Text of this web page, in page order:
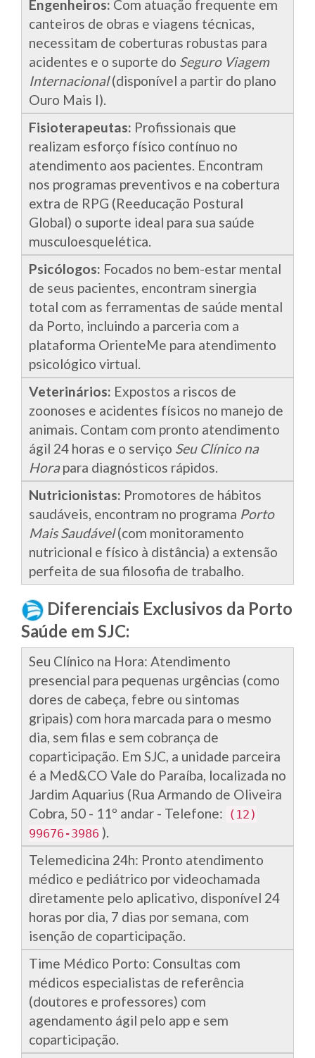
Engenheiros: Com atuação frequente em
canteiros de obras e viagens técnicas,
necessitam de coberturas robustas para
acidentes e o suporte do Seguro Viagem
Internacional(disponível a partir do plano
Ouro Mais I).
Fisioterapeutas: Profissionais que
realizam esforço físico contínuo no
atendimento aos pacientes. Encontram
nos programas preventivos e na cobertura
extra de RPG (Reeducação Postural
Global) o suporte ideal para sua saúde
musculoesquelética.
Psicólogos: Focados no bem-estar mental
de seus pacientes, encontram sinergia
total com as ferramentas de saúde mental
da Porto, incluindo a parceria com a
plataforma OrienteMe para atendimento
psicológico virtual.
Veterinários: Expostos a riscos de
zoonoses e acidentes físicos no manejo de
animais. Contam com pronto atendimento
ágil 24 horas e o serviço Seu Clínico na
Horapara diagnósticos rápidos.
Nutricionistas: Promotores de hábitos
saudáveis, encontram no programa Porto
Mais Saudável(com monitoramento
nutricional e físico à distância) a extensão
perfeita de sua filosofia de trabalho.
Diferenciais Exclusivos da Porto
Saúde em SJC:
Seu Clínico na Hora: Atendimento
presencial para pequenas urgências (como
dores de cabeça, febre ou sintomas
gripais) com hora marcada para o mesmo
dia, sem filas e sem cobrança de
coparticipação. Em SJC, a unidade parceira
é a Med&CO Vale do Paraíba, localizada no
Jardim Aquarius (Rua Armando de Oliveira
Cobra, 50 - 11º andar - Telefone: (12)
99676-3986 ).
Telemedicina 24h: Pronto atendimento
médico e pediátrico por videochamada
diretamente pelo aplicativo, disponível 24
horas por dia, 7 dias por semana, com
isenção de coparticipação.
Time Médico Porto: Consultas com
médicos especialistas de referência
(doutores e professores) com
agendamento ágil pelo app e sem
coparticipação.